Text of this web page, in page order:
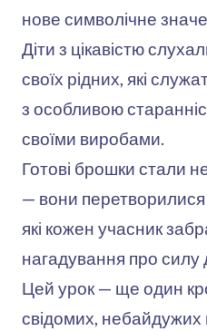
нове символічне
Діти з цікавістю
своїх рідних, які
з особливою
своїми виробами.
Готові брошки стали
— вони
які кожен учасник
нагадування про
Цей урок — ще один
свідомих, небайдужих